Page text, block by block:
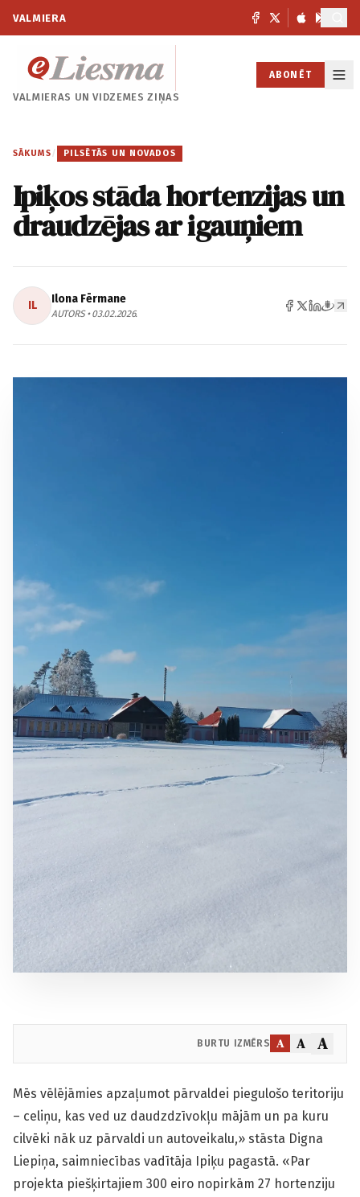
VALMIERA
VALMIERAS UNVIDZEMES ZIŅAS
ABONĒT
SĀKUMS / PILSĒTĀS UN NOVADOS
Ipiķos stāda hortenzijas un
draudzējas ar igauņiem
IL Ilona Fērmane
AUTORS • 03.02.2026.
BURTU IZMĒRS A A A
Mēs vēlējāmies apzaļumot pārvaldei piegulošo teritoriju
– celiņu, kas ved uz daudzdzīvokļu mājām un pa kuru
cilvēki nāk uz pārvaldi un autoveikalu,» stāsta Digna
Liepiņa, saimniecības vadītāja Ipiķu pagastā. «Par
projekta piešķirtajiem 300 eiro nopirkām 27 hortenziju